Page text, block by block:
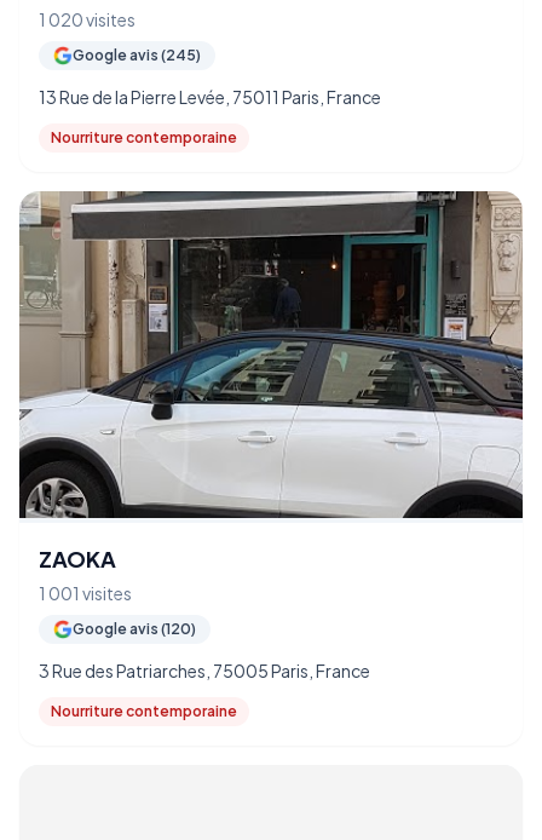
1 020 visites
Google avis (245)
13 Rue de la Pierre Levée, 75011 Paris, France
Nourriture contemporaine
ZAOKA
1 001 visites
Google avis (120)
3 Rue des Patriarches, 75005 Paris, France
Nourriture contemporaine